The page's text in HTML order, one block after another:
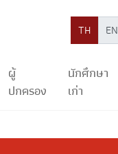
TH EN
ผู้
ปกครอง
นักศึกษา
เก่า